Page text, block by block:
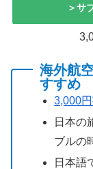
＞サ
海外航
すすめ
3,000
日本の
ブルの
日本語